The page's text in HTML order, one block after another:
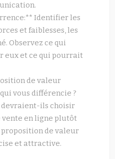
Identifier les
et faiblesses, les
Observez ce qui
eux et ce qui pourrait
de valeur
vous différencie ?
devraient-ils choisir
en ligne plutôt
proposition de valeur
et attractive.